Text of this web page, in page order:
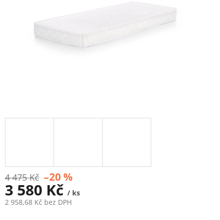
4 475 Kč –20 %
3 580 Kč / ks
2 958,68 Kč bez DPH